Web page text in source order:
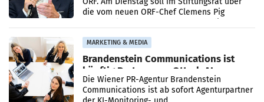
die vom neuen ORF-Chef Clemens Pig
MARKETING & MEDIA
Brandenstein Communications ist
künftig Partner von OtterlyAI
Die Wiener PR-Agentur Brandenstein
Communications ist ab sofort Agenturpartner